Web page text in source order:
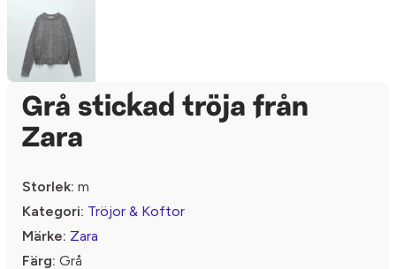
Grå stickad tröja från
Zara
Storlek: m
Kategori: Tröjor & Koftor
Märke: Zara
Färg: Grå